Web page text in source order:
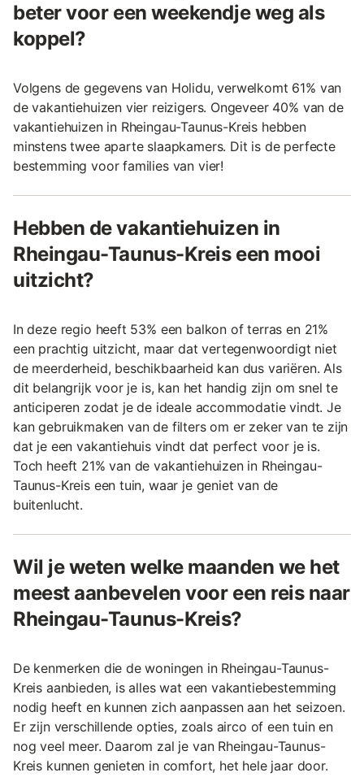
beter voor een weekendje weg als
koppel?
Volgens de gegevens van Holidu, verwelkomt 61% van
de vakantiehuizen vier reizigers. Ongeveer 40% van de
vakantiehuizen in Rheingau-Taunus-Kreis hebben
minstens twee aparte slaapkamers. Dit is de perfecte
bestemming voor families van vier!
Hebben de vakantiehuizen in
Rheingau-Taunus-Kreis een mooi
uitzicht?
In deze regio heeft 53% een balkon of terras en 21%
een prachtig uitzicht, maar dat vertegenwoordigt niet
de meerderheid, beschikbaarheid kan dus variëren. Als
dit belangrijk voor je is, kan het handig zijn om snel te
anticiperen zodat je de ideale accommodatie vindt. Je
kan gebruikmaken van de filters om er zeker van te zijn
dat je een vakantiehuis vindt dat perfect voor je is.
Toch heeft 21% van de vakantiehuizen in Rheingau-
Taunus-Kreis een tuin, waar je geniet van de
buitenlucht.
Wil je weten welke maanden we het
meest aanbevelen voor een reis naar
Rheingau-Taunus-Kreis?
De kenmerken die de woningen in Rheingau-Taunus-
Kreis aanbieden, is alles wat een vakantiebestemming
nodig heeft en kunnen zich aanpassen aan het seizoen.
Er zijn verschillende opties, zoals airco of een tuin en
nog veel meer. Daarom zal je van Rheingau-Taunus-
Kreis kunnen genieten in comfort, het hele jaar door.